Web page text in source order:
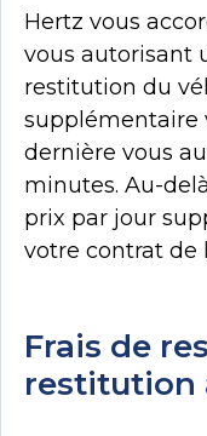
Hertz vous
vous autorisant
restitution du
supplémentaire
dernière vous
minutes. Au-
prix par jour
votre contrat de
Frais de
restitution